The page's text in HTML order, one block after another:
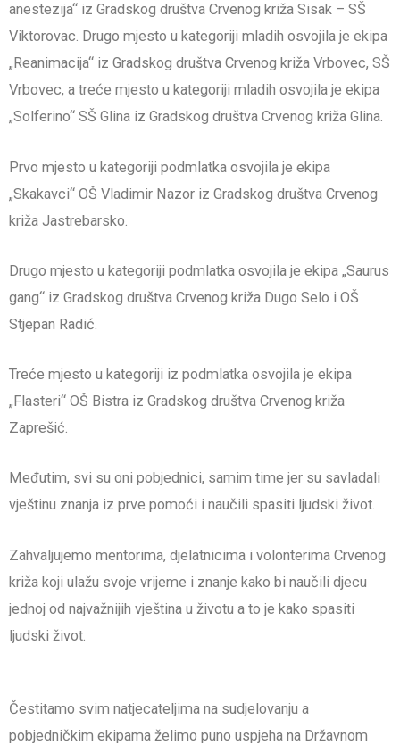
anestezija“ iz Gradskog društva Crvenog križa Sisak – SŠ
Viktorovac. Drugo mjesto u kategoriji mladih osvojila je ekipa
„Reanimacija“ iz Gradskog društva Crvenog križa Vrbovec, SŠ
Vrbovec, a treće mjesto u kategoriji mladih osvojila je ekipa
„Solferino“ SŠ Glina iz Gradskog društva Crvenog križa Glina.
Prvo mjesto u kategoriji podmlatka osvojila je ekipa
„Skakavci“ OŠ Vladimir Nazor iz Gradskog društva Crvenog
križa Jastrebarsko.
Drugo mjesto u kategoriji podmlatka osvojila je ekipa „Saurus
gang“ iz Gradskog društva Crvenog križa Dugo Selo i OŠ
Stjepan Radić.
Treće mjesto u kategoriji iz podmlatka osvojila je ekipa
„Flasteri“ OŠ Bistra iz Gradskog društva Crvenog križa
Zaprešić.
Međutim, svi su oni pobjednici, samim time jer su savladali
vještinu znanja iz prve pomoći i naučili spasiti ljudski život.
Zahvaljujemo mentorima, djelatnicima i volonterima Crvenog
križa koji ulažu svoje vrijeme i znanje kako bi naučili djecu
jednoj od najvažnijih vještina u životu a to je kako spasiti
ljudski život.
Čestitamo svim natjecateljima na sudjelovanju a
pobjedničkim ekipama želimo puno uspjeha na Državnom